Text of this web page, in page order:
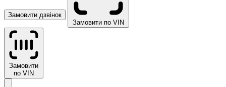
Замовити дзвінок
Замовити по VIN
Замовити
по VIN